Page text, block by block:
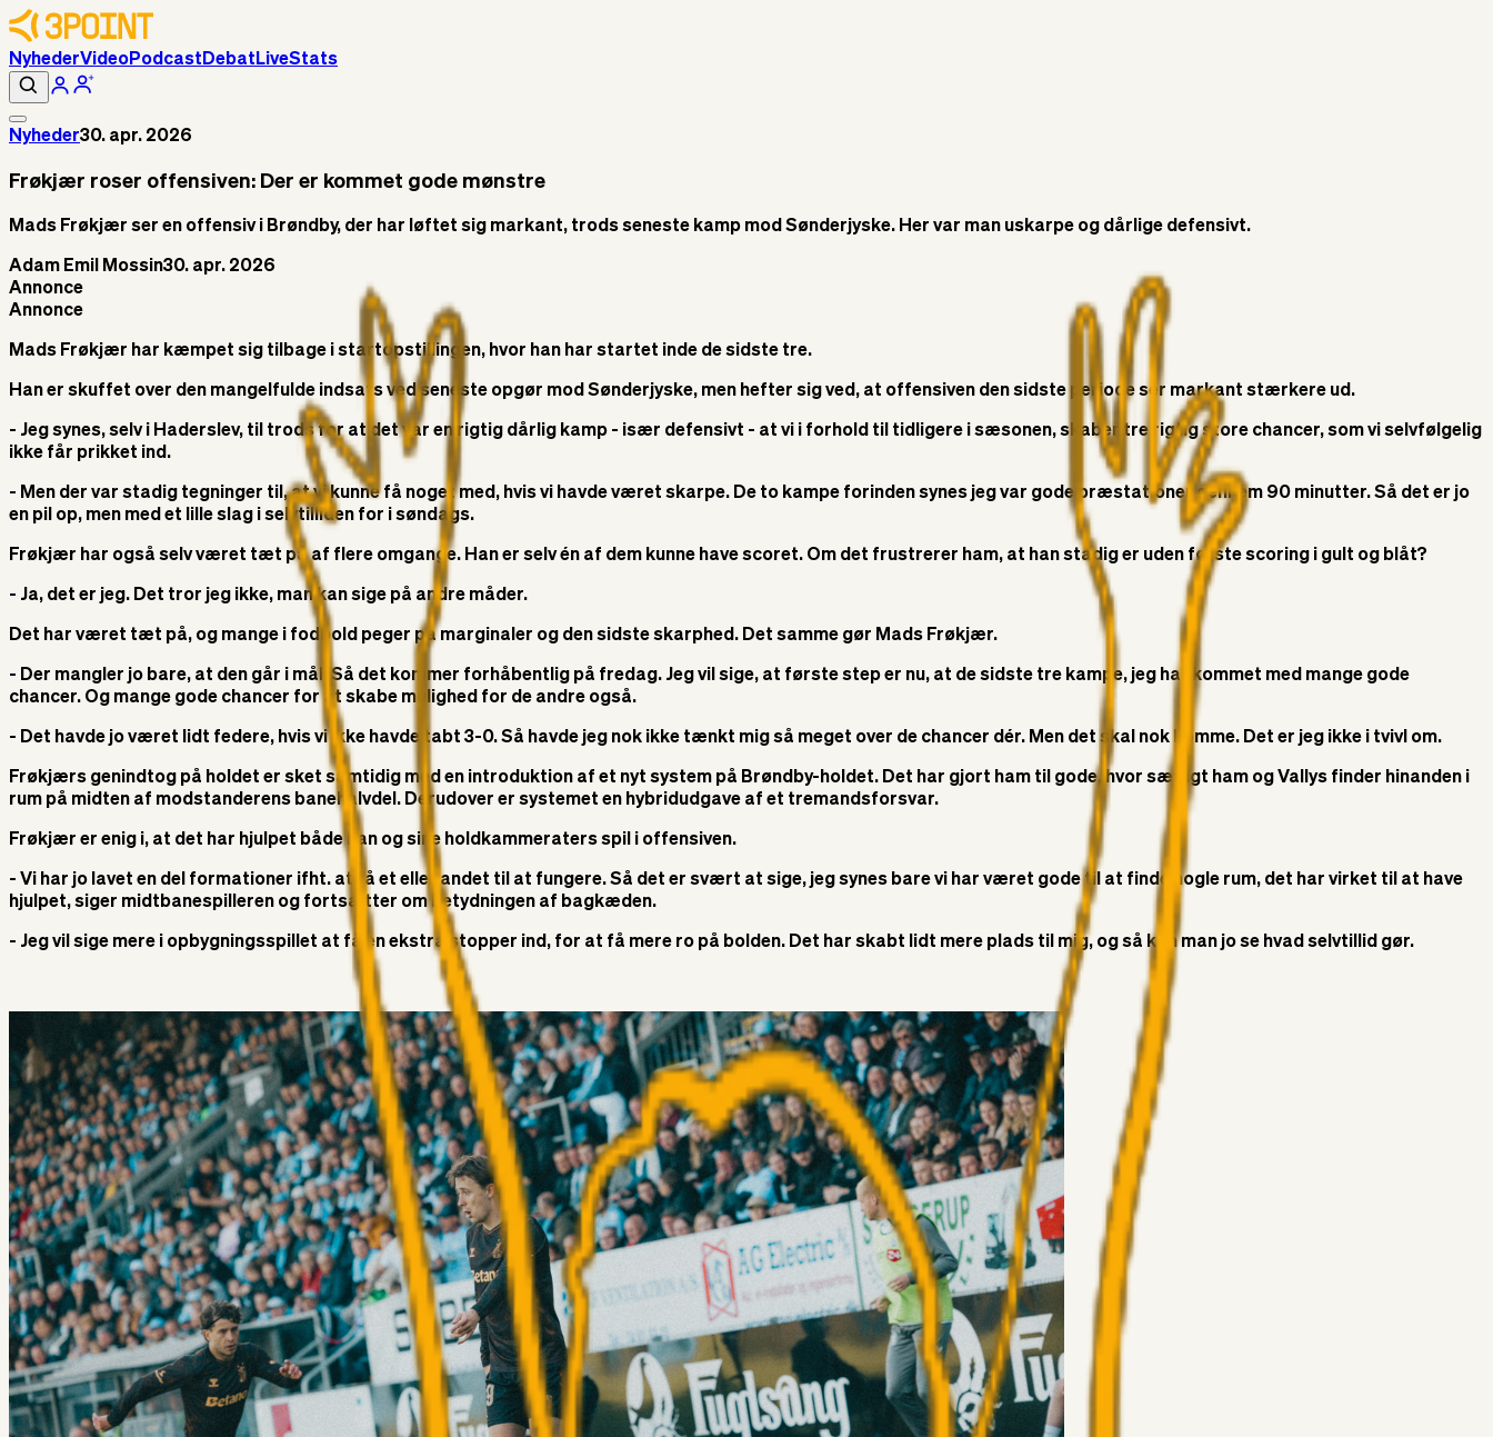
NyhederVideoPodcast Debat LiveStats
Nyheder30. apr. 2026
Frøkjær roser offensiven: Der er kommet gode mønstre
Mads Frøkjær ser en offensiv i Brøndby, der har løftet sig markant, trods seneste kamp mod Sønderjyske. Her var man uskarpe og dårlige defensivt.
Adam Emil Mossin30. apr. 2026
Annonce
Annonce
Mads Frøkjær har kæmpet sig tilbage i startopstillingen, hvor han har startet inde de sidste tre.
Han er skuffet over den mangelfulde indsats ved seneste opgør mod Sønderjyske, men hefter sig ved, at offensiven den sidste periode ser markant stærkere ud.
- Jeg synes, selv i Haderslev, til trods for at det var en rigtig dårlig kamp - især defensivt - at vi i forhold til tidligere i sæsonen, skaber tre rigtig store chancer, som vi selvfølgelig
ikke får prikket ind.
- Men der var stadig tegninger til, at vi kunne få noget med, hvis vi havde været skarpe. De to kampe forinden synes jeg var gode præstationer gennem 90 minutter. Så det er jo
en pil op, men med et lille slag i selvtilliden for i søndags.
Frøkjær har også selv været tæt på af flere omgange. Han er selv én af dem kunne have scoret. Om det frustrerer ham, at han stadig er uden første scoring i gult og blåt?
- Ja, det er jeg. Det tror jeg ikke, man kan sige på andre måder.
Det har været tæt på, og mange i fodbold peger på marginaler og den sidste skarphed. Det samme gør Mads Frøkjær.
- Der mangler jo bare, at den går i mål. Så det kommer forhåbentlig på fredag. Jeg vil sige, at første step er nu, at de sidste tre kampe, jeg har kommet med mange gode
chancer. Og mange gode chancer for at skabe mulighed for de andre også.
- Det havde jo været lidt federe, hvis vi ikke havde tabt 3-0. Så havde jeg nok ikke tænkt mig så meget over de chancer dér. Men det skal nok komme. Det er jeg ikke i tvivl om.
Frøkjærs genindtog på holdet er sket samtidig med en introduktion af et nyt system på Brøndby-holdet. Det har gjort ham til gode, hvor særligt ham og Vallys finder hinanden i
rum på midten af modstanderens banehalvdel. Derudover er systemet en hybridudgave af et tremandsforsvar.
Frøkjær er enig i, at det har hjulpet både han og sine holdkammeraters spil i offensiven.
- Vi har jo lavet en del formationer ifht. at få et eller andet til at fungere. Så det er svært at sige, jeg synes bare vi har været gode til at finde nogle rum, det har virket til at have
hjulpet, siger midtbanespilleren og fortsætter om betydningen af bagkæden.
- Jeg vil sige mere i opbygningsspillet at få en ekstra stopper ind, for at få mere ro på bolden. Det har skabt lidt mere plads til mig, og så kan man jo se hvad selvtillid gør.